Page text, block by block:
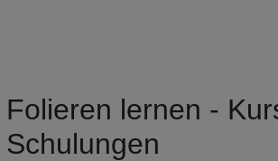
Folieren lernen -
Schulungen